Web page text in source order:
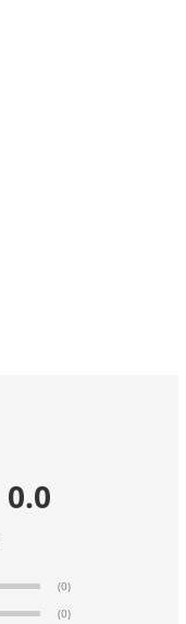
0.0
(0)
(0)